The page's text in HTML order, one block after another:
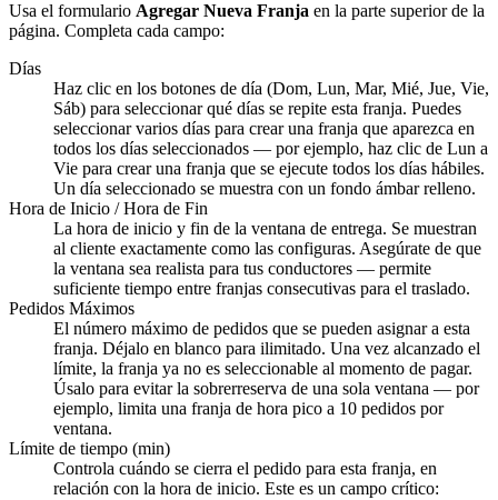
Usa el formulario Agregar Nueva Franja en la parte superior de la
página. Completa cada campo:
Días
Haz clic en los botones de día (Dom, Lun, Mar, Mié, Jue, Vie,
Sáb) para seleccionar qué días se repite esta franja. Puedes
seleccionar varios días para crear una franja que aparezca en
todos los días seleccionados — por ejemplo, haz clic de Lun a
Vie para crear una franja que se ejecute todos los días hábiles.
Un día seleccionado se muestra con un fondo ámbar relleno.
Hora de Inicio / Hora de Fin
La hora de inicio y fin de la ventana de entrega. Se muestran
al cliente exactamente como las configuras. Asegúrate de que
la ventana sea realista para tus conductores — permite
suficiente tiempo entre franjas consecutivas para el traslado.
Pedidos Máximos
El número máximo de pedidos que se pueden asignar a esta
franja. Déjalo en blanco para ilimitado. Una vez alcanzado el
límite, la franja ya no es seleccionable al momento de pagar.
Úsalo para evitar la sobrerreserva de una sola ventana — por
ejemplo, limita una franja de hora pico a 10 pedidos por
ventana.
Límite de tiempo (min)
Controla cuándo se cierra el pedido para esta franja, en
relación con la hora de inicio. Este es un campo crítico: